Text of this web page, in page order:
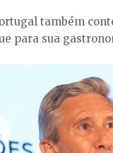
também
para sua